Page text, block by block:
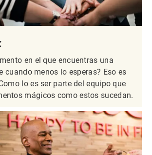
en el que encuentras una
cuando menos lo esperas? Eso es
lo es ser parte del equipo que
mágicos como estos sucedan.